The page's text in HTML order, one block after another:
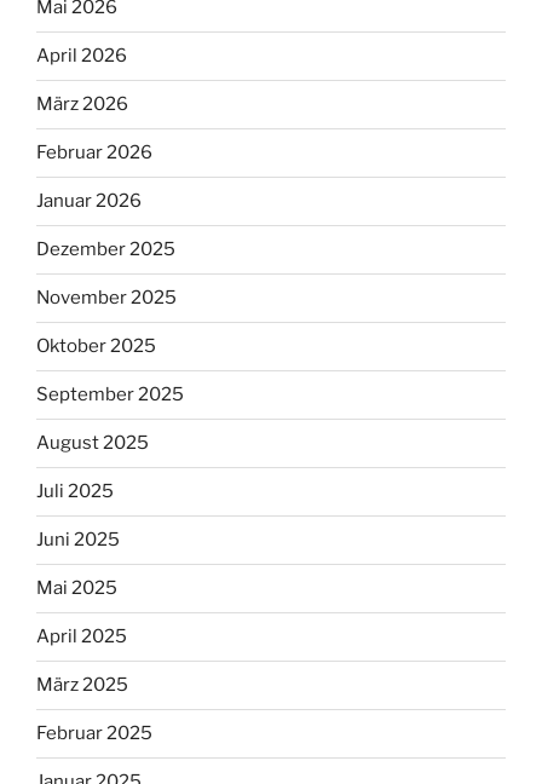
Mai 2026
April 2026
März 2026
Februar 2026
Januar 2026
Dezember 2025
November 2025
Oktober 2025
September 2025
August 2025
Juli 2025
Juni 2025
Mai 2025
April 2025
März 2025
Februar 2025